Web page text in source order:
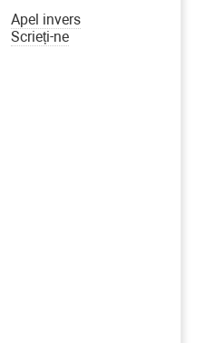
Apel invers
Scrieți-ne